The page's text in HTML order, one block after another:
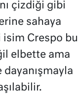
çizdiği gibi
sahaya
isim Crespo bu
elbette ama